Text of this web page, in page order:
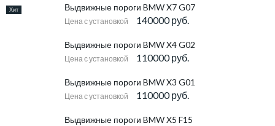
Хит Выдвижные пороги BMW X7 G07
Цена с установкой 140000 руб.
Выдвижные пороги BMW X4 G02
Цена с установкой 110000 руб.
Выдвижные пороги BMW X3 G01
Цена с установкой 110000 руб.
Выдвижные пороги BMW X5 F15